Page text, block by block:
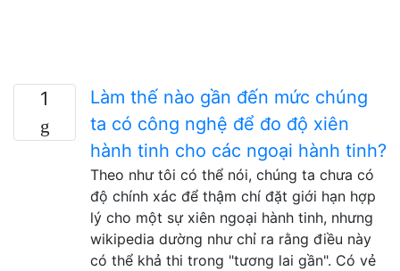
1
Làm thế nào gần đến mức chúng
ta có công nghệ để đo độ xiên
hành tinh cho các ngoại hành tinh?
Theo như tôi có thể nói, chúng ta chưa có
độ chính xác để thậm chí đặt giới hạn hợp
lý cho một sự xiên ngoại hành tinh, nhưng
wikipedia dường như chỉ ra rằng điều này
có thể khả thi trong "tương lai gần". Có vẻ